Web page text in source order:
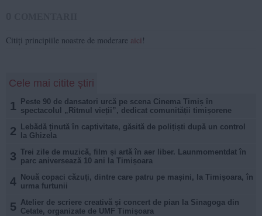
Citiți principiile noastre de moderare aici!
Cele mai citite știri
1
Peste 90 de dansatori urcă pe scena Cinema Timiș în
spectacolul „Ritmul vieții”, dedicat comunității timișorene
2
Lebădă ținută în captivitate, găsită de polițiști după un control
la Ghizela
3 Trei zile de muzică, film și artă în aer liber. Launmomentdat în
parc aniversează 10 ani la Timișoara
4
Nouă copaci căzuți, dintre care patru pe mașini, la Timișoara, în
urma furtunii
5 Atelier de scriere creativă și concert de pian la Sinagoga din
Cetate, organizate de UMF Timișoara